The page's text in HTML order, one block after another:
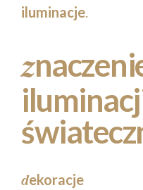
iluminacje.
z
dekoracje